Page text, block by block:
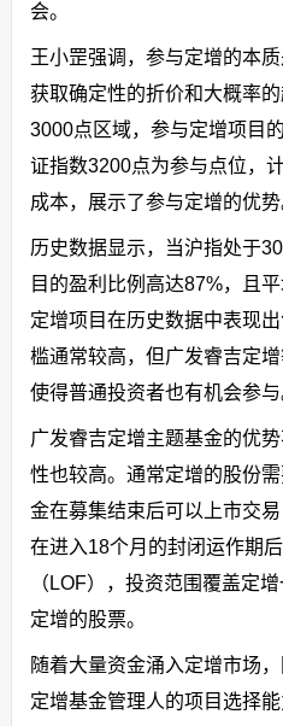
会。
王小罡强调，参与定增的本
获取确定性的折价和大概率
3000点区域，参与定增项目
证指数3200点为参与点位，
成本，展示了参与定增的优势
历史数据显示，当沪指处于
目的盈利比例高达87%，且
定增项目在历史数据中表现
槛通常较高，但广发睿吉定
使得普通投资者也有机会参与
广发睿吉定增主题基金的优
性也较高。通常定增的股份
金在募集结束后可以上市交
在进入18个月的封闭运作期
（LOF），投资范围覆盖定
定增的股票。
随着大量资金涌入定增市场
定增基金管理人的项目选择